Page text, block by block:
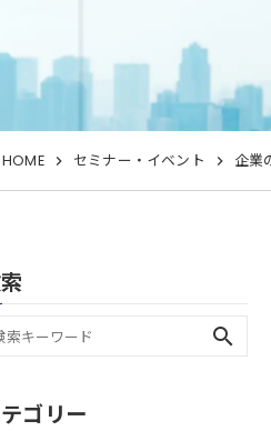
HOME セミナー・イベント 企業
search
ゴリー